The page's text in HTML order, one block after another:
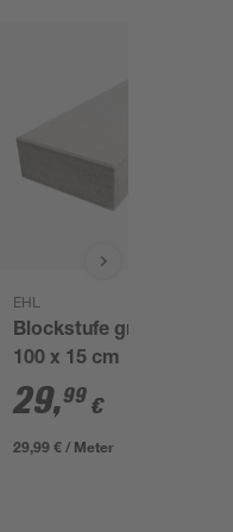
EHL
Blockstufe grau 35 x
100 x 15 cm
29,99 €
29,99 € / Meter